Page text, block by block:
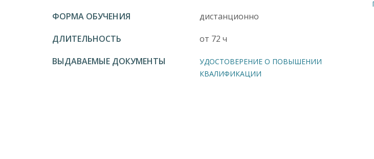
ФОРМА ОБУЧЕНИЯ
дистанционно
ДЛИТЕЛЬНОСТЬ
от 72 ч
ВЫДАВАЕМЫЕ ДОКУМЕНТЫ
УДОСТОВЕРЕНИЕ О ПОВЫШЕНИИ
КВАЛИФИКАЦИИ